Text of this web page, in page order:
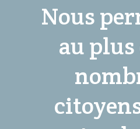
Nous
au